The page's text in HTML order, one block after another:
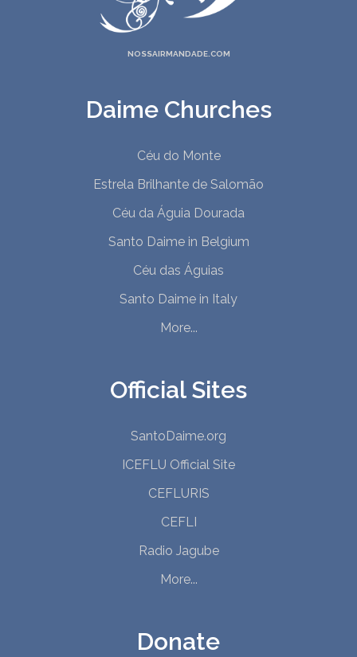
NOSSAIRMANDADE.COM
Daime Churches
Céu do Monte
Estrela Brilhante de Salomão
Céu da Águia Dourada
Santo Daime in Belgium
Céu das Águias
Santo Daime in Italy
More...
Official Sites
SantoDaime.org
ICEFLU Official Site
CEFLURIS
CEFLI
Radio Jagube
More...
Donate